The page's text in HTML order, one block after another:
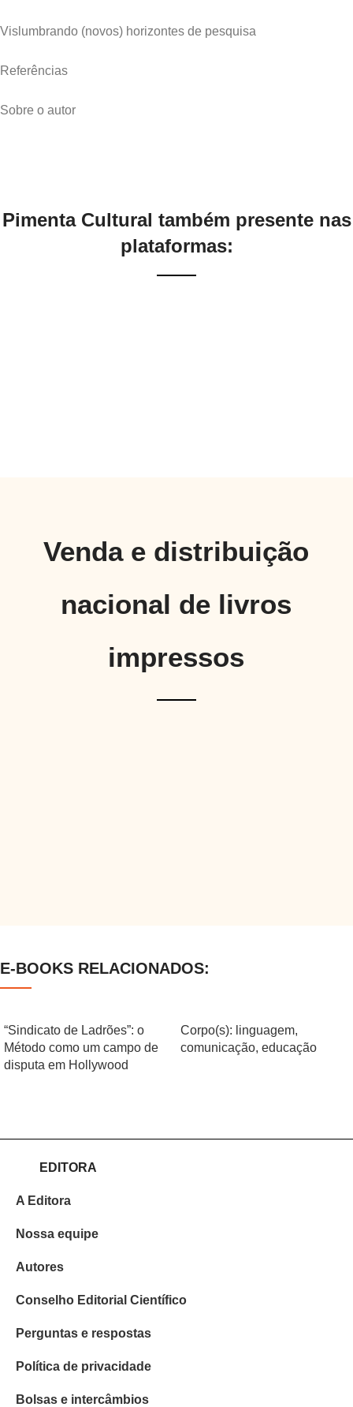
Vislumbrando (novos) horizontes de pesquisa
Referências
Sobre o autor
Pimenta Cultural também presente nas
plataformas:
Venda e distribuição
nacional de livros
impressos
E-BOOKS RELACIONADOS:
“Sindicato de Ladrões”: o
Método como um campo de
disputa em Hollywood
Corpo(s): linguagem,
comunicação, educação
EDITORA
A Editora
Nossa equipe
Autores
Conselho Editorial Científico
Perguntas e respostas
Política de privacidade
Bolsas e intercâmbios